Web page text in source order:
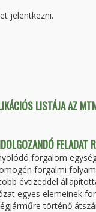
jelentkezni.
LISTÁJA AZ
FELADAT
forgalom
forgalmi
évtizeddel
egyes elemeinek
történő